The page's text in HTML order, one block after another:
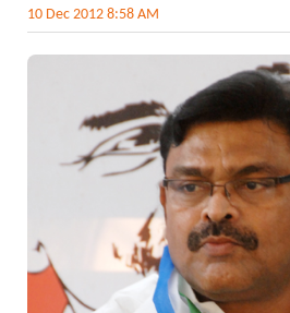
10 Dec 2012 8:58 AM